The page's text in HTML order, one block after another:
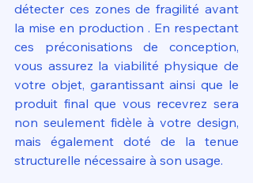
détecter ces zones de fragilité avant
la mise en production . En respectant
ces préconisations de conception,
vous assurez la viabilité physique de
votre objet, garantissant ainsi que le
produit final que vous recevrez sera
non seulement fidèle à votre design,
mais également doté de la tenue
structurelle nécessaire à son usage.